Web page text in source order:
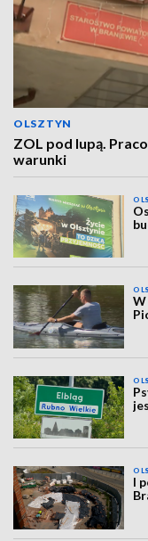
OLSZTYN
ZOL pod lupą.
warunki
W
I